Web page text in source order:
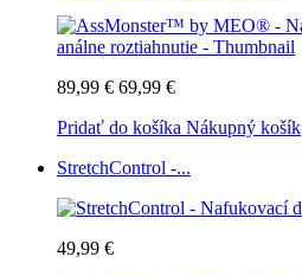
89,99 € 69,99 €
Pridať do košíka Nákupný košík
StretchControl -...
49,99 €